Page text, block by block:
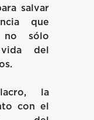
salvar
que
no sólo
del
la
con el